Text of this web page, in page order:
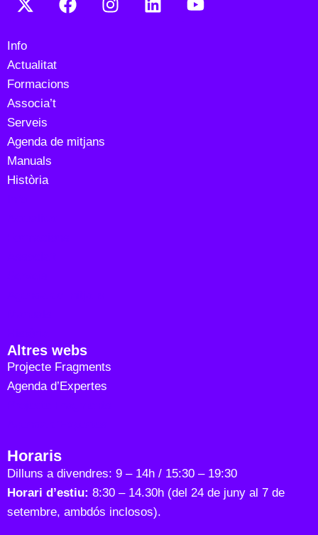
Info
Actualitat
Formacions
Associa’t
Serveis
Agenda de mitjans
Manuals
Història
Altres webs
Projecte Fragments
Agenda d’Expertes
Horaris
Dilluns a divendres: 9 – 14h / 15:30 – 19:30
Horari d’estiu: 8:30 – 14.30h (del 24 de juny al 7 de
setembre, ambdós inclosos).